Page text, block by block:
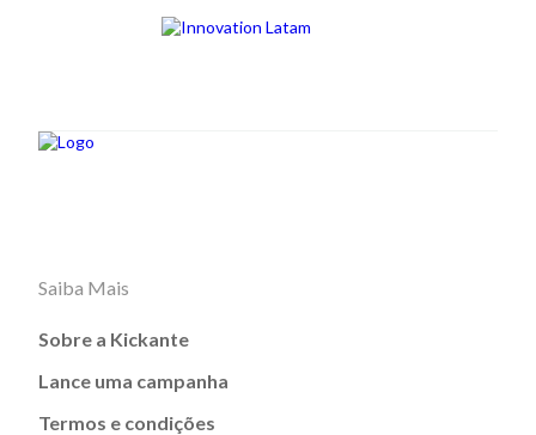
Saiba Mais
Sobre a Kickante
Lance uma campanha
Termos e condições